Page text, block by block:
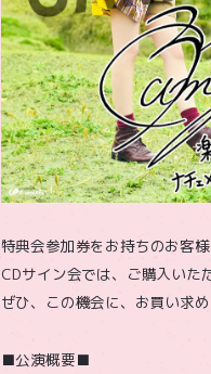
特典会参加券をお持ちのお客
CDサイン会では、ご購入いた
ぜひ、この機会に、お買い求め
■公演概要■